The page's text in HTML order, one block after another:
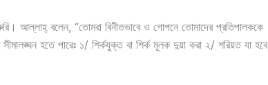
আল্লাহ্‌ বলেন, “তোমরা বিনীতভাবে ও গোপনে তোমাদের প্রতিপালককে
হতে পারেঃ ১/ শির্কযুক্ত বা শির্ক মূলক দুয়া করা ২/ শরিয়ত যা হবে